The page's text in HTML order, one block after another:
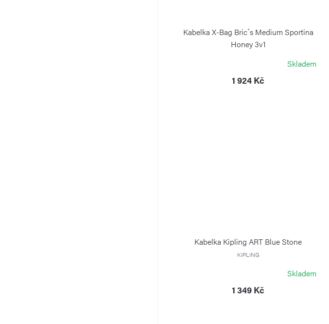
Kabelka X-Bag Bric`s Medium Sportina
Honey 3v1
Skladem
1 924 Kč
Kabelka Kipling ART Blue Stone
KIPLING
Skladem
1 349 Kč